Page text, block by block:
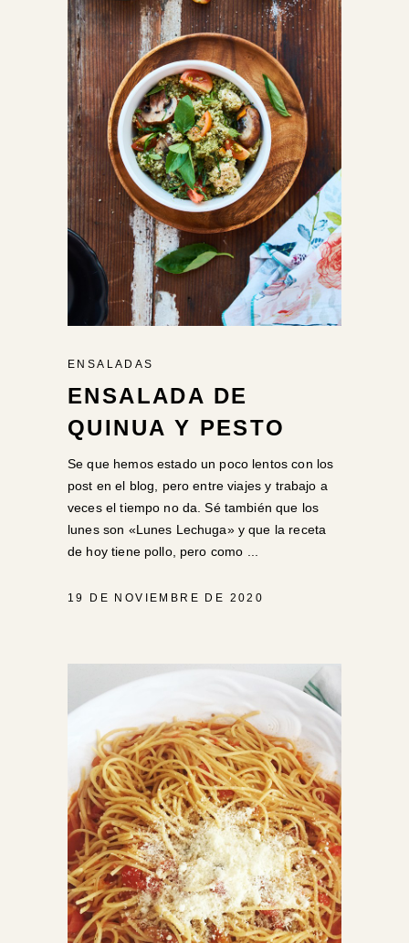
ENSALADAS
ENSALADA DE
QUINUA Y PESTO
Se que hemos estado un poco lentos con los
post en el blog, pero entre viajes y trabajo a
veces el tiempo no da. Sé también que los
lunes son «Lunes Lechuga» y que la receta
de hoy tiene pollo, pero como
19 DE NOVIEMBRE DE 2020